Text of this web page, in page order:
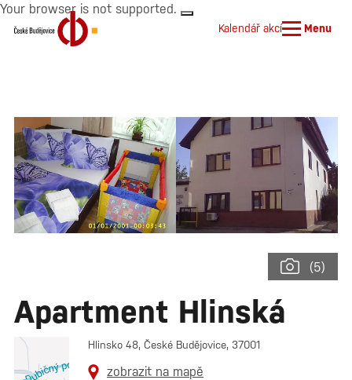
Your browser is not supported.
Kalendář akcí Menu
(5)
Apartment Hlinská
Hlinsko 48, České Budějovice, 37001
zobrazit na mapě